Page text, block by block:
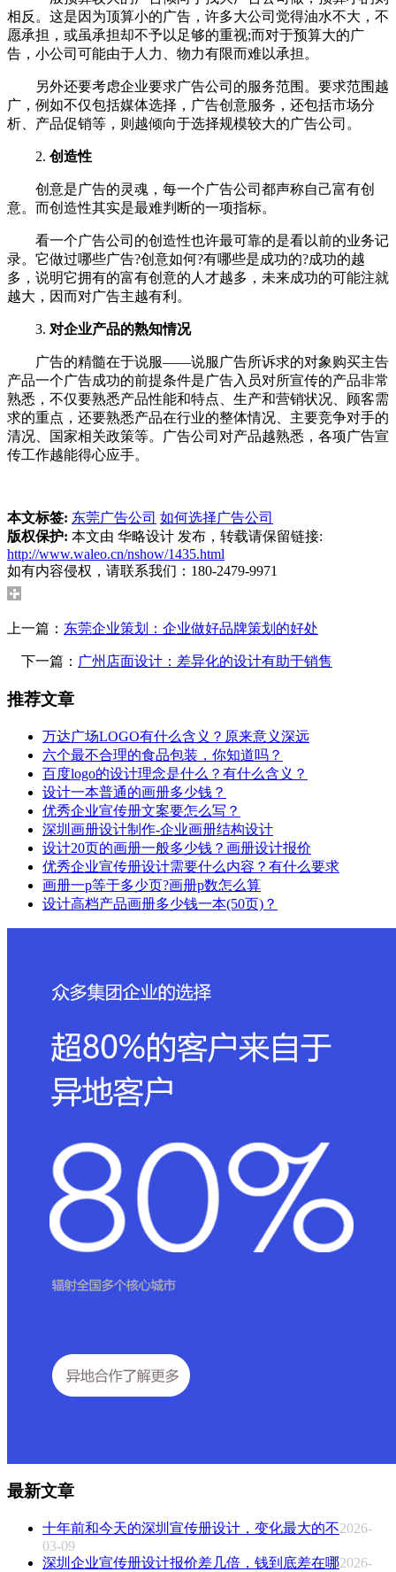
相反。这是因为顶算小的广告，许多大公司觉得油水不大，不
愿承担，或虽承担却不予以足够的重视;而对于预算大的广
告，小公司可能由于人力、物力有限而难以承担。
另外还要考虑企业要求广告公司的服务范围。要求范围越
广，例如不仅包括媒体选择，广告创意服务，还包括市场分
析、产品促销等，则越倾向于选择规模较大的广告公司。
2. 创造性
创意是广告的灵魂，每一个广告公司都声称自己富有创
意。而创造性其实是最难判断的一项指标。
看一个广告公司的创造性也许最可靠的是看以前的业务记
录。它做过哪些广告?创意如何?有哪些是成功的?成功的越
多，说明它拥有的富有创意的人才越多，未来成功的可能注就
越大，因而对广告主越有利。
3. 对企业产品的熟知情况
广告的精髓在于说服——说服广告所诉求的对象购买主告
产品一个广告成功的前提条件是广告入员对所宣传的产品非常
熟悉，不仅要熟悉产品性能和特点、生产和营销状况、顾客需
求的重点，还要熟悉产品在行业的整体情况、主要竞争对手的
清况、国家相关政策等。广告公司对产品越熟悉，各项广告宣
传工作越能得心应手。
本文标签: 东莞广告公司 如何选择广告公司
版权保护: 本文由 华略设计 发布，转载请保留链接:
http://www.waleo.cn/nshow/1435.html
如有内容侵权，请联系我们：180-2479-9971
上一篇： 东莞企业策划：企业做好品牌策划的好处
下一篇： 广州店面设计：差异化的设计有助于销售
推荐文章
万达广场LOGO有什么含义？原来意义深远
六个最不合理的食品包装，你知道吗？
百度logo的设计理念是什么？有什么含义？
设计一本普通的画册多少钱？
优秀企业宣传册文案要怎么写？
深圳画册设计制作-企业画册结构设计
设计20页的画册一般多少钱？画册设计报价
优秀企业宣传册设计需要什么内容？有什么要求
画册一p等于多少页?画册p数怎么算
设计高档产品画册多少钱一本(50页)？
最新文章
十年前和今天的深圳宣传册设计，变化最大的不2026-
03-09
深圳企业宣传册设计报价差几倍，钱到底差在哪2026-